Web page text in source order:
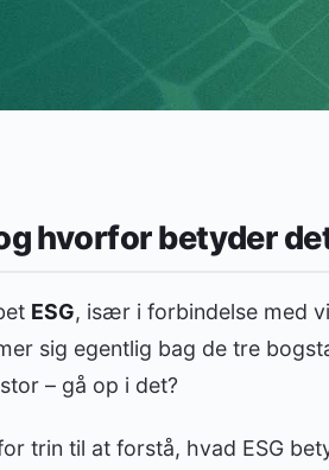
hvorfor betyder
ESG, især i forbindelse med
sig egentlig bag de tre
– gå op i det?
trin til at forstå, hvad ESG